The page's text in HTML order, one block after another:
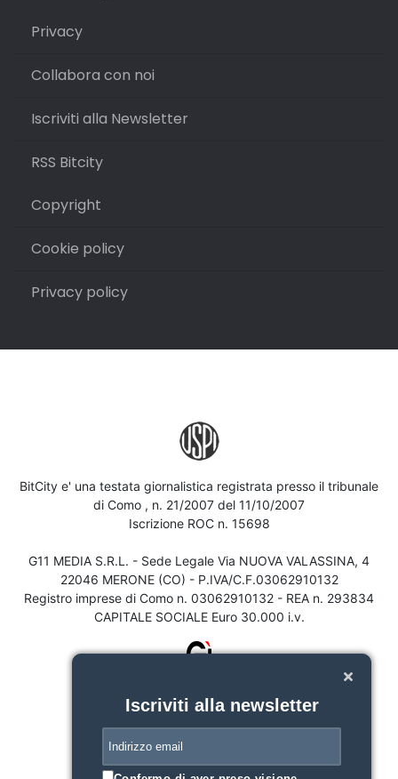
Privacy
Collabora con noi
Iscriviti alla Newsletter
RSS Bitcity
Copyright
Cookie policy
Privacy policy
BitCity e' una testata giornalistica registrata presso il tribunale
di Como , n. 21/2007 del 11/10/2007
Iscrizione ROC n. 15698
G11 MEDIA S.R.L. - Sede Legale Via NUOVA VALASSINA, 4
22046 MERONE (CO) - P.IVA/C.F.03062910132
Registro imprese di Como n. 03062910132 - REA n. 293834
CAPITALE SOCIALE Euro 30.000 i.v.
Iscriviti alla newsletter